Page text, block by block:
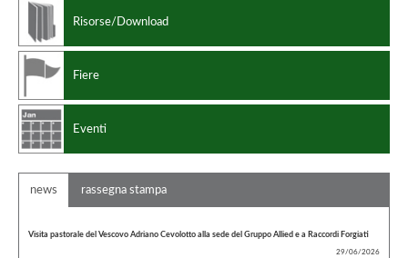
Risorse/Download
Fiere
Eventi
news rassegna stampa
Visita pastorale del Vescovo Adriano Cevolotto alla sede del Gruppo Allied e a Raccordi Forgiati
29/06/2026